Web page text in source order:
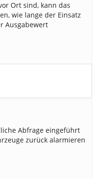
Ort sind, kann das
wie lange der Einsatz
Ausgabewert
Abfrage eingeführt
zurück alarmieren